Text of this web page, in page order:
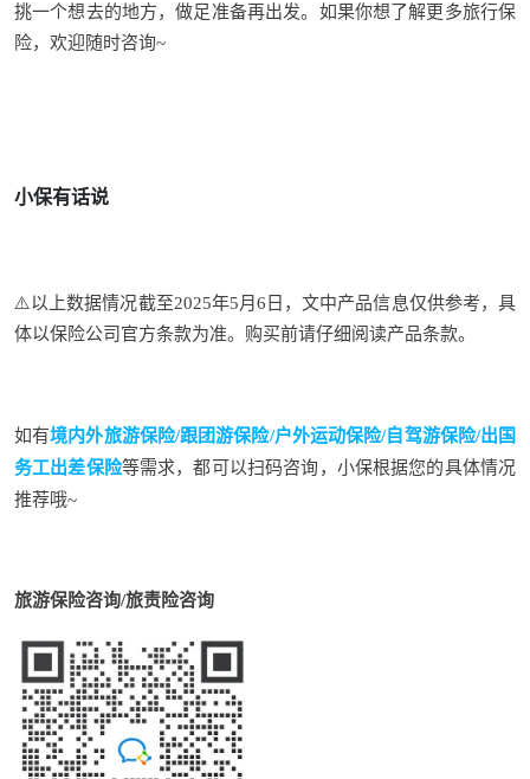
挑一个想去的地方，做足准备再出发。如果你想了解更多旅行保
险，欢迎随时咨询~
小保有话说
⚠️以上数据情况截至2025年5月6日，文中产品信息仅供参考，具
体以保险公司官方条款为准。购买前请仔细阅读产品条款。
如有境内外旅游保险/跟团游保险/户外运动保险/ 自 驾游保险/出国
务工出差保险等需求，都可以扫码咨询，小保根据您的具体情况
推荐哦~
旅游保险咨询/旅责险咨询